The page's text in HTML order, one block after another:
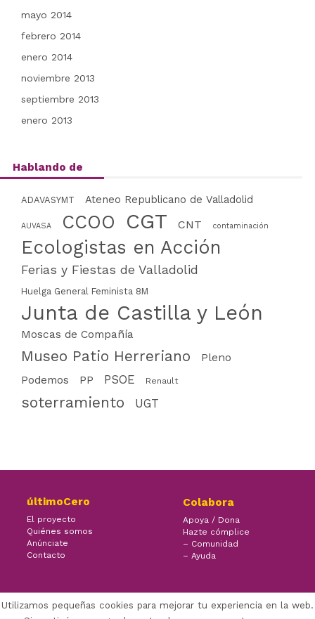
mayo 2014
febrero 2014
enero 2014
noviembre 2013
septiembre 2013
enero 2013
Hablando de
ADAVASYMT Ateneo Republicano de Valladolid
AUVASA CCOO CGT CNT contaminación
Ecologistas en Acción
Ferias y Fiestas de Valladolid
Huelga General Feminista 8M
Junta de Castilla y León
Moscas de Compañía
Museo Patio Herreriano
Pleno
Podemos
PP PSOE Renault
soterramiento UGT
últimoCero
El proyecto
Quiénes somos
Anúnciate
Contacto
Colabora
Apoya / Dona
Hazte cómplice
– Comunidad
– Ayuda
Facebook Twitter Youtube
Utilizamos pequeñas cookies para mejorar tu experiencia en la web.